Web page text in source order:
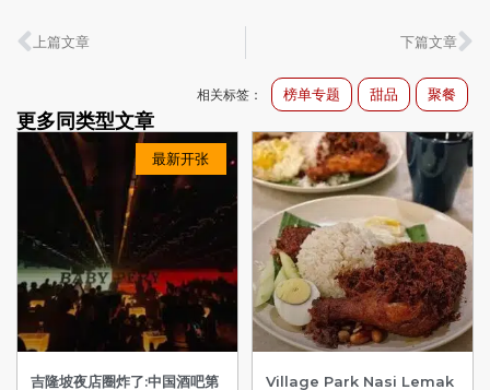
上篇文章 下篇文章
最新开张
吉隆坡夜店圈炸了:中国酒吧第
Village Park Nasi Lemak
相关标签： 榜单专题 甜品 聚餐
更多同类型文章